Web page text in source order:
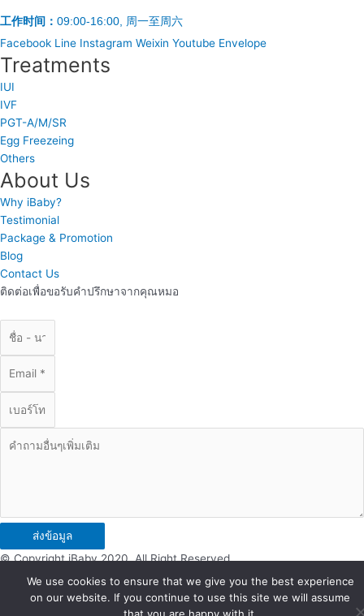
工作时间： 09:00-16:00, 周一至周六
Facebook Line Instagram Weixin Youtube Envelope
Treatments
IUI
IVF
PGT-A/M/SR
Egg Freezeing
Others
About Us
Why iBaby?
Testimonial
Package & Promotion
Blog
Contact Us
ติดต่อเพื่อขอรับคำปรึกษาจากคุณหมอ
ส่งข้อมูล
© Copyright iBaby 2020. All Right Reserved.
We use cookies to ensure that we give you the best experience
on our website. If you continue to use this site we will assume